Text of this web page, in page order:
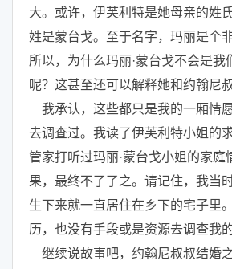
大。或许，伊芙利特是她母亲的姓
姓是蒙台戈。至于名字，玛丽是个
所以，为什么玛丽·蒙台戈不会是我
呢？这甚至还可以解释她和约翰尼
我承认，这些都只是我的一厢情
去调查过。我读了伊芙利特小姐的
管家打听过玛丽·蒙台戈小姐的家庭
果，最终不了了之。请记住，我当
生下来就一直居住在乡下的宅子里
历，也没有手段或是资源去调查我的
继续说故事吧，约翰尼叔叔结婚